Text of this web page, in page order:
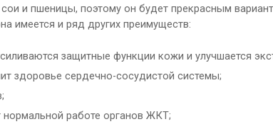
и пшеницы, поэтому он будет прекрасным
имеется и ряд других преимуществ:
защитные функции кожи и улучшается
здоровье сердечно-сосудистой системы;
нормальной работе органов ЖКТ;